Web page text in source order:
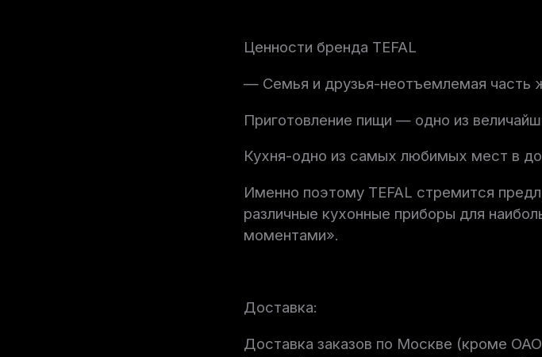
Ценности бренда TEFAL
— Семья и друзья-неотъемлемая часть
Приготовление пищи — одно из
Кухня-одно из самых любимых мест в
Именно поэтому TEFAL стремится
различные кухонные приборы для
моментами».
Доставка:
Доставка заказов по Москве (кроме